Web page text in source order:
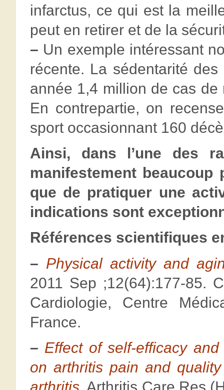
infarctus, ce qui est la
peut en retirer et de la
– Un exemple intéressant
récente. La sédentarité
année 1,4 million de cas
En contrepartie, on
sport occasionnant 160
Ainsi, dans l’une des
manifestement beaucoup
que de pratiquer une
indications sont
Références scientifiques
– Physical activity and
2011 Sep ;12(64):177-85.
Cardiologie, Centre
France.
– Effect of self-efficacy
on arthritis pain and